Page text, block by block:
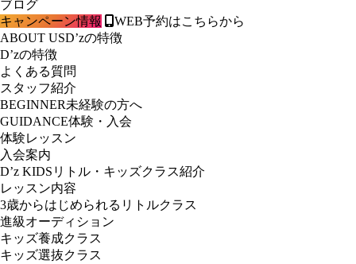
ブログ
キャンペーン情報
WEB予約はこちらから
ABOUT USD’zの特徴
D’zの特徴
よくある質問
スタッフ紹介
BEGINNER未経験の方へ
GUIDANCE体験・入会
体験レッスン
入会案内
D’z KIDS リトル・キッズクラス紹介
レッスン内容
3歳からはじめられるリトルクラス
進級オーディション
キッズ養成クラス
キッズ選抜クラス